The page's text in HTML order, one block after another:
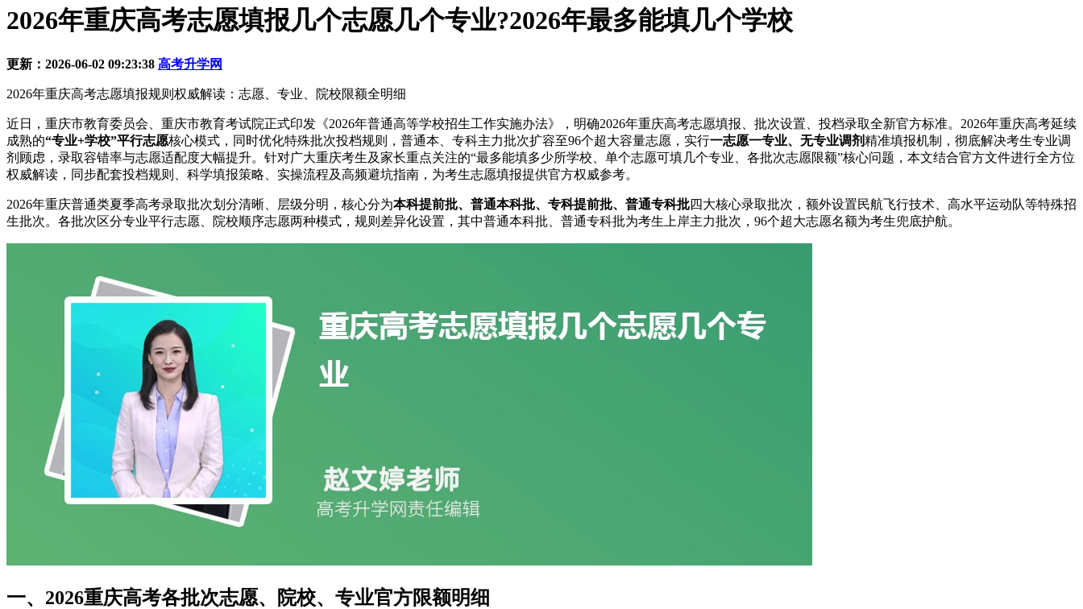
2026年重庆高考志愿填报几个志愿几个专业?2026年最多能填几个学校
更新：2026-06-02 09:23:38 高考升学网
2026年重庆高考志愿填报规则权威解读：志愿、专业、院校限额全明细
近日，重庆市教育委员会、重庆市教育考试院正式印发《2026年普通高等学校招生工作实施办法》，明确2026年重庆高考志愿填报、批次设置、投档录取全新官方标准。2026年重庆高考延续
成熟的“专业+学校”平行志愿核心模式，同时优化特殊批次投档规则，普通本、专科主力批次扩容至96个超大容量志愿，实行一志愿一专业、无专业调剂精准填报机制，彻底解决考生专业调
剂顾虑，录取容错率与志愿适配度大幅提升。针对广大重庆考生及家长重点关注的“最多能填多少所学校、单个志愿可填几个专业、各批次志愿限额”核心问题，本文结合官方文件进行全方位
权威解读，同步配套投档规则、科学填报策略、实操流程及高频避坑指南，为考生志愿填报提供官方权威参考。
2026年重庆普通类夏季高考录取批次划分清晰、层级分明，核心分为本科提前批、普通本科批、专科提前批、普通专科批四大核心录取批次，额外设置民航飞行技术、高水平运动队等特殊招
生批次。各批次区分专业平行志愿、院校顺序志愿两种模式，规则差异化设置，其中普通本科批、普通专科批为考生上岸主力批次，96个超大志愿名额为考生兜底护航。
一、2026重庆高考各批次志愿、院校、专业官方限额明细